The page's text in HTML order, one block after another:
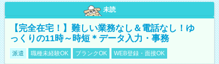
未読
【完全在宅！】難しい業務なし＆電話なし！ゆ
っくりの11時～時短＊データ入力・事務
派遣 職種未経験OK ブランクOK WEB登録・面接OK